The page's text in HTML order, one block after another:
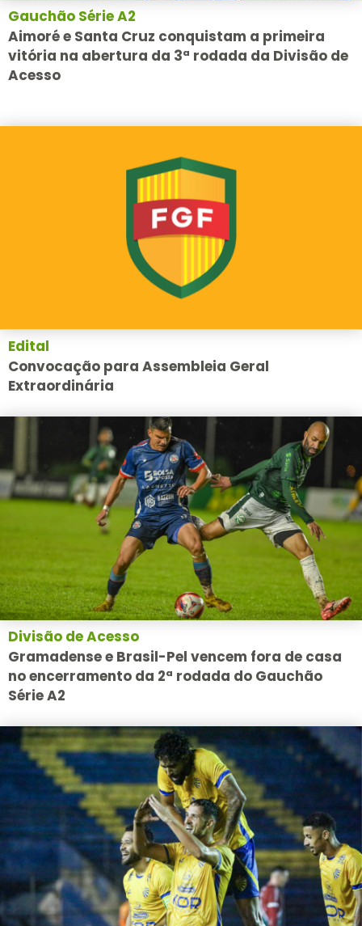
Gauchão Série A2
Aimoré e Santa Cruz conquistam a primeira
vitória na abertura da 3ª rodada da Divisão de
Acesso
Edital
Convocação para Assembleia Geral
Extraordinária
Divisão de Acesso
Gramadense e Brasil-Pel vencem fora de casa
no encerramento da 2ª rodada do Gauchão
Série A2